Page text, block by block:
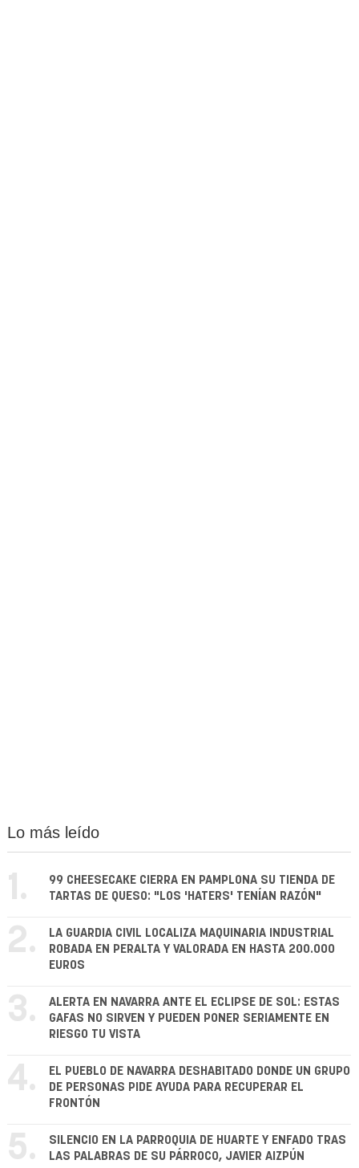
Lo más leído
1.
99 CHEESECAKE CIERRA EN PAMPLONA SU TIENDA DE
TARTAS DE QUESO: "LOS 'HATERS' TENÍAN RAZÓN"
2.
LA GUARDIA CIVIL LOCALIZA MAQUINARIA INDUSTRIAL
ROBADA EN PERALTA Y VALORADA EN HASTA 200.000
EUROS
3.
ALERTA EN NAVARRA ANTE EL ECLIPSE DE SOL: ESTAS
GAFAS NO SIRVEN Y PUEDEN PONER SERIAMENTE EN
RIESGO TU VISTA
4.
EL PUEBLO DE NAVARRA DESHABITADO DONDE UN GRUPO
DE PERSONAS PIDE AYUDA PARA RECUPERAR EL
FRONTÓN
5.
SILENCIO EN LA PARROQUIA DE HUARTE Y ENFADO TRAS
LAS PALABRAS DE SU PÁRROCO, JAVIER AIZPÚN